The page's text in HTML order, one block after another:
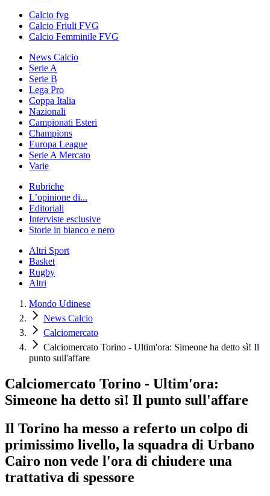
Calcio fvg
Calcio Friuli FVG
Calcio Femminile FVG
News Calcio
Serie A
Serie B
Lega Pro
Coppa Italia
Nazionali
Campionati Esteri
Champions
Europa League
Serie A Mercato
Varie
Rubriche
L’opinione di...
Editoriali
Interviste esclusive
Storie in bianco e nero
Altri Sport
Basket
Rugby
Altri
Mondo Udinese
News Calcio
Calciomercato
Calciomercato Torino - Ultim'ora: Simeone ha detto sì! Il
punto sull'affare
Calciomercato Torino - Ultim'ora:
Simeone ha detto sì! Il punto sull'affare
Il Torino ha messo a referto un colpo di
primissimo livello, la squadra di Urbano
Cairo non vede l'ora di chiudere una
trattativa di spessore